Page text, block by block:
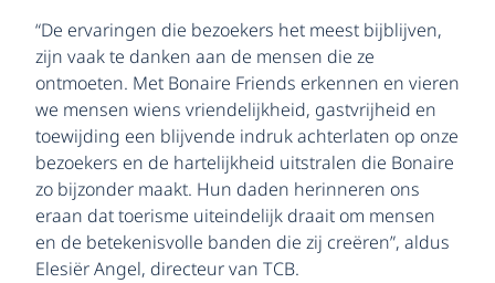
“De ervaringen die bezoekers het meest bijblijven,
zijn vaak te danken aan de mensen die ze
ontmoeten. Met Bonaire Friends erkennen en vieren
we mensen wiens vriendelijkheid, gastvrijheid en
toewijding een blijvende indruk achterlaten op onze
bezoekers en de hartelijkheid uitstralen die Bonaire
zo bijzonder maakt. Hun daden herinneren ons
eraan dat toerisme uiteindelijk draait om mensen
en de betekenisvolle banden die zij creëren”, aldus
Elesiër Angel, directeur van TCB.